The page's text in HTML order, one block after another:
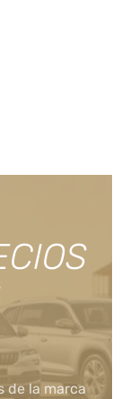
de la marca